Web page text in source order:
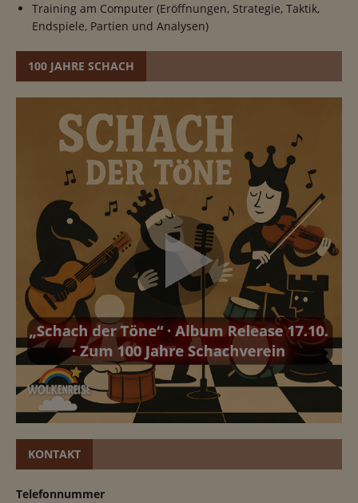
Training am Computer (Eröffnungen, Strategie, Taktik,
Endspiele, Partien und Analysen)
100 JAHRE SCHACH
KONTAKT
Telefonnummer